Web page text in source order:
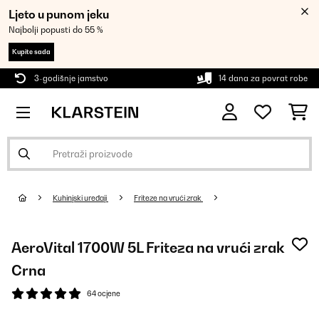
Ljeto u punom jeku
Najbolji popusti do 55 %
Kupite sada
3-godišnje jamstvo 14 dana za povrat robe
Kuhinjski uređaji Friteze na vrući zrak
AeroVital 1700W 5L Friteza na vrući zrak
Crna
64 ocjene